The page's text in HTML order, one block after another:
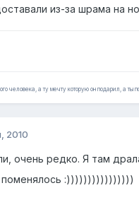
из-за шрама на
человека, а ту мечту которую он подарил, а ты
2010
очень редко. Я там
:))))))))))))))))